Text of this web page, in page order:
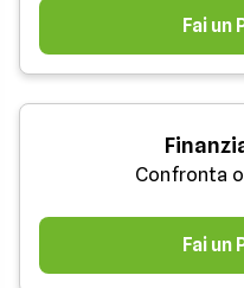
Fai un
Confronta
Fai un